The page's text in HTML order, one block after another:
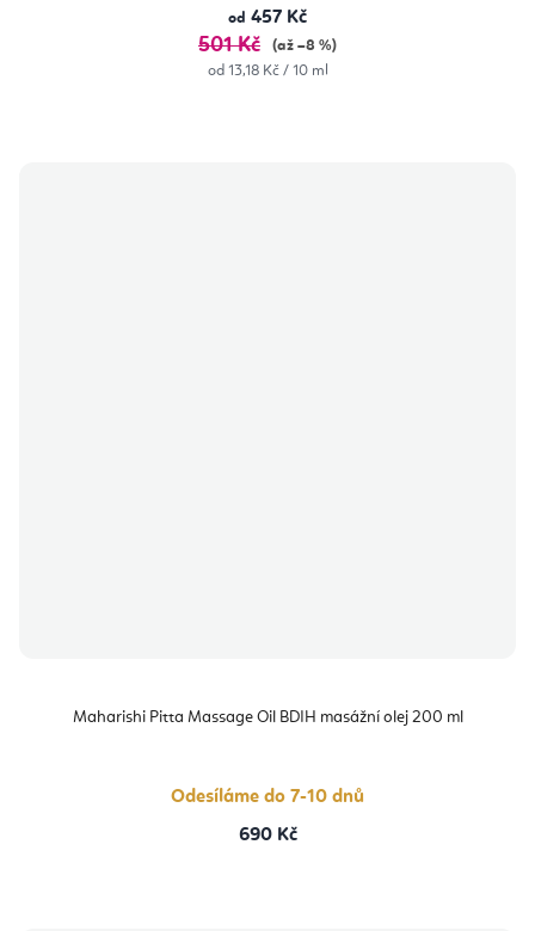
od 457 Kč
501 Kč
(až –8 %)
Měrná
od 13,18 Kč / 10 ml
Maharishi Pitta Massage Oil BDIH masážní olej 200 ml
Odesíláme do 7-10 dnů
690 Kč